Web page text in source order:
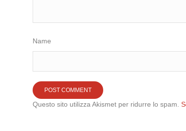
Name
Questo sito utilizza Akismet per ridurre lo spam.